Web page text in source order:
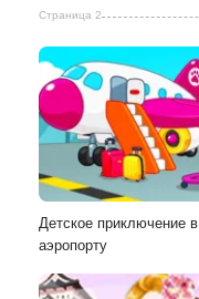
Страница 2
Детское приключение в
аэропорту